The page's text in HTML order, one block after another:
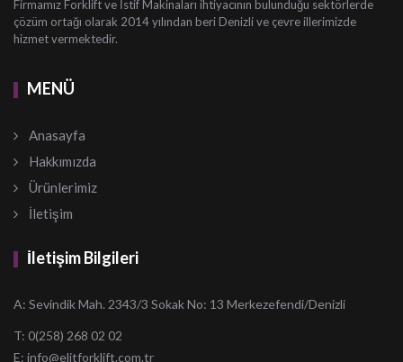
Firmamız Forklift ve İstif Makinaları ihtiyacının bulunduğu sektörlerde
çözüm ortağı olarak 2014 yılından beri Denizli ve çevre illerimizde
hizmet vermektedir.
MENÜ
Anasayfa
Hakkımızda
Ürünlerimiz
İletişim
İletişim Bilgileri
A: Sevindik Mah. 2343/3 Sokak No: 13 Merkezefendi/Denizli
T: 0(258) 268 02 02
E: info@elitforklift.com.tr